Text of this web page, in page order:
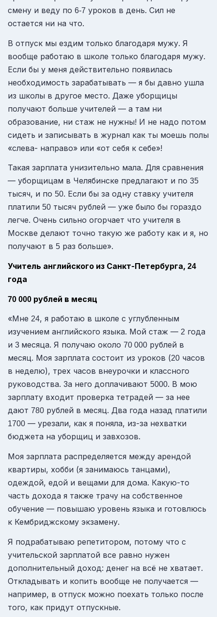
смену и веду по 6-7 уроков в день. Сил не
остается ни на что.
В отпуск мы ездим только благодаря мужу. Я
вообще работаю в школе только благодаря мужу.
Если бы у меня действительно появилась
необходимость зарабатывать — я бы давно ушла
из школы в другое место. Даже уборщицы
получают больше учителей — а там ни
образование, ни стаж не нужны! И не надо потом
сидеть и записывать в журнал как ты моешь полы
«слева- направо» или «от себя к себе»!
Такая зарплата унизительно мала. Для сравнения
— уборщицам в Челябинске предлагают и по 35
тысяч, и по 50. Если бы за одну ставку учителя
платили 50 тысяч рублей — уже было бы гораздо
легче. Очень сильно огорчает что учителя в
Москве делают точно такую же работу как и я, но
получают в 5 раз больше».
Учитель английского из Санкт-Петербурга, 24
года
70 000 рублей в месяц
«Мне 24, я работаю в школе с углубленным
изучением английского языка. Мой стаж — 2 года
и 3 месяца. Я получаю около 70 000 рублей в
месяц. Моя зарплата состоит из уроков (20 часов
в неделю), трех часов внеурочки и классного
руководства. За него доплачивают 5000. В мою
зарплату входит проверка тетрадей — за нее
дают 780 рублей в месяц. Два года назад платили
1700 — урезали, как я поняла, из-за нехватки
бюджета на уборщиц и завхозов.
Моя зарплата распределяется между арендой
квартиры, хобби (я занимаюсь танцами),
одеждой, едой и вещами для дома. Какую-то
часть дохода я также трачу на собственное
обучение — повышаю уровень языка и готовлюсь
к Кембриджскому экзамену.
Я подрабатываю репетитором, потому что с
учительской зарплатой все равно нужен
дополнительный доход: денег на всё не хватает.
Откладывать и копить вообще не получается —
например, в отпуск можно поехать только после
того, как придут отпускные.